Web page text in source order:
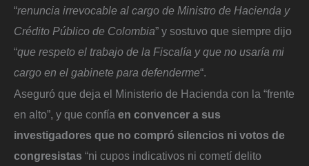
“renuncia irrevocable al cargo de Ministro de Hacienda y
Crédito Público de Colombia” y sostuvo que siempre dijo
“que respeto el trabajo de la Fiscalía y que no usaría mi
cargo en el gabinete para defenderme“.
Aseguró que deja el Ministerio de Hacienda con la “frente
en alto”, y que confía en convencer a sus
investigadores que no compró silencios ni votos de
congresistas “ni cupos indicativos ni cometí delito